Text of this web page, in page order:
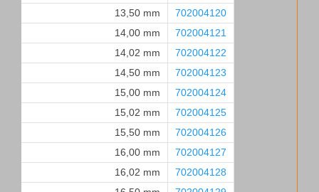
13,50 mm
702004120
14,00 mm
702004121
14,02 mm
702004122
14,50 mm
702004123
15,00 mm
702004124
15,02 mm
702004125
15,50 mm
702004126
16,00 mm
702004127
16,02 mm
702004128